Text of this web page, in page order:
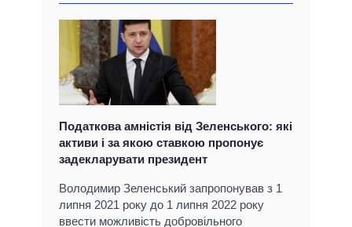
Податкова амністія від Зеленського: які
активи і за якою ставкою пропонує
задекларувати президент
Володимир Зеленський запропонував з 1
липня 2021 року до 1 липня 2022 року
ввести можливість добровільного